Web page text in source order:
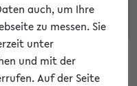
bielefeld.de
oder suchen Sie nach
auch, um Ihre
zu messen. Sie
unter
und mit der
Auf der Seite